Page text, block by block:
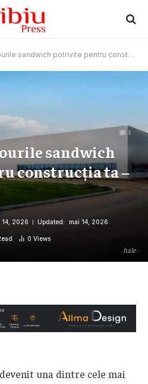
potrivite pentru construcția ta – ghid complet
hale
sandwich
construcția ta –
14, 2026 Updated: mai 14, 2026
0 Views
una dintre cele mai